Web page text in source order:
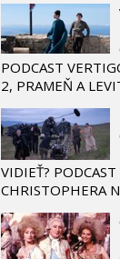
PODCAST
2, PRAMEŇ A
VIDIEŤ?
CHRISTOPHERA